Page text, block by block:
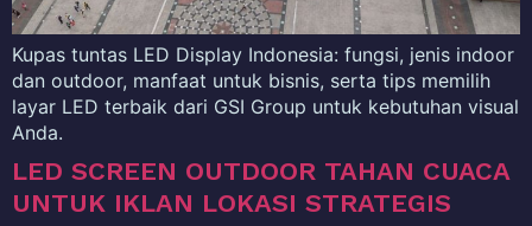
Kupas tuntas LED Display Indonesia: fungsi, jenis indoor
dan outdoor, manfaat untuk bisnis, serta tips memilih
layar LED terbaik dari GSI Group untuk kebutuhan visual
Anda.
LED SCREEN OUTDOOR TAHAN CUACA
UNTUK IKLAN LOKASI STRATEGIS